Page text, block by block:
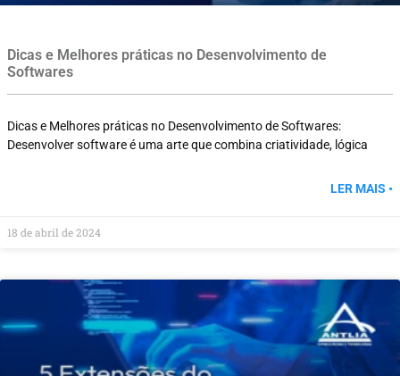
Dicas e Melhores práticas no Desenvolvimento de
Softwares
Dicas e Melhores práticas no Desenvolvimento de Softwares:
Desenvolver software é uma arte que combina criatividade, lógica
LER MAIS •
18 de abril de 2024